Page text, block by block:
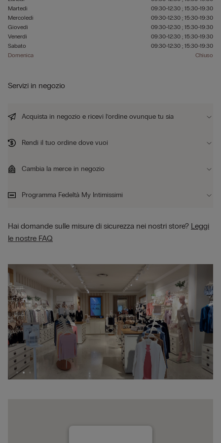
Martedì
09:30-12:30 ; 15:30-19:30
Mercoledì
09:30-12:30 ; 15:30-19:30
Giovedì
09:30-12:30 ; 15:30-19:30
Venerdì
09:30-12:30 ; 15:30-19:30
Sabato
09:30-12:30 ; 15:30-19:30
Domenica
Chiuso
Servizi in negozio
Acquista in negozio e ricevi l’ordine ovunque tu sia
Rendi il tuo ordine dove vuoi
Cambia la merce in negozio
Programma Fedeltà My Intimissimi
Hai domande sulle misure di sicurezza nei nostri store? Leggi
le nostre FAQ